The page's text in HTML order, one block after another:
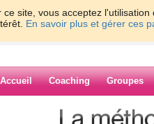
site, vous acceptez
En savoir plus et gérer ces
Accueil Coaching Groupes
>